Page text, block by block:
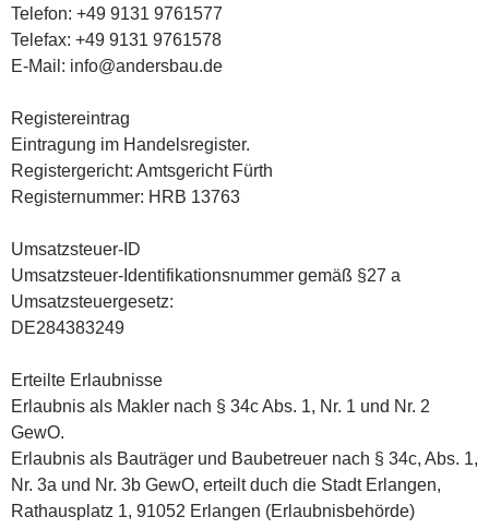
Telefon: +49 9131 9761577
Telefax: +49 9131 9761578
E-Mail: info@andersbau.de
Registereintrag
Eintragung im Handelsregister.
Registergericht: Amtsgericht Fürth
Registernummer: HRB 13763
Umsatzsteuer-ID
Umsatzsteuer-Identifikationsnummer gemäß §27 a
Umsatzsteuergesetz:
DE284383249
Erteilte Erlaubnisse
Erlaubnis als Makler nach § 34c Abs. 1, Nr. 1 und Nr. 2
GewO.
Erlaubnis als Bauträger und Baubetreuer nach § 34c, Abs. 1,
Nr. 3a und Nr. 3b GewO, erteilt duch die Stadt Erlangen,
Rathausplatz 1, 91052 Erlangen (Erlaubnisbehörde)